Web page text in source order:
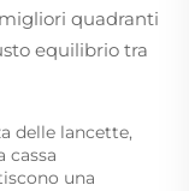
quadranti
equilibrio tra
delle lancette,
cassa
una